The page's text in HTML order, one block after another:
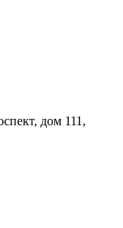
дом 111,